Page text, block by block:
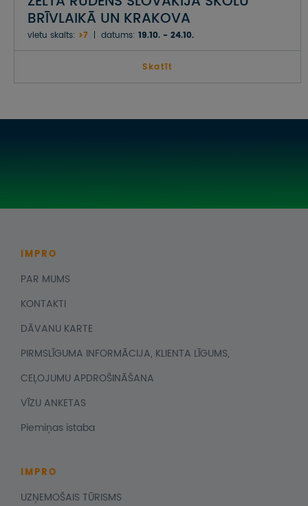
BRĪVLAIKĀ UN KRAKOVA
vietu skaits: >7 datums: 19.10. - 24.10.
Skatīt
IMPRO
PAR MUMS
KONTAKTI
DĀVANU KARTE
PIRMSLĪGUMA INFORMĀCIJA, KLIENTA LĪGUMS,
CEĻOJUMU APDROŠINĀŠANA
VĪZU ANKETAS
Piemiņas istaba
IMPRO
UZŅEMOŠAIS TŪRISMS